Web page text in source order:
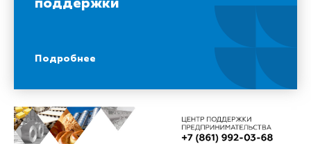
поддержки
Подробнее